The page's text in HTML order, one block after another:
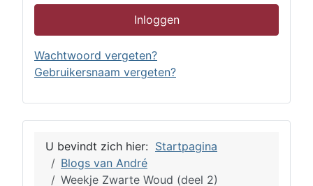
Inloggen
Wachtwoord vergeten?
Gebruikersnaam vergeten?
U bevindt zich hier: Startpagina
Blogs van André
Weekje Zwarte Woud (deel 2)